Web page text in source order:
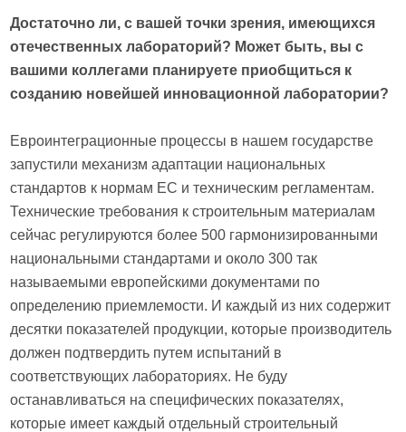
Достаточно ли, с вашей точки зрения, имеющихся
отечественных лабораторий? Может быть, вы с
вашими коллегами планируете приобщиться к
созданию новейшей инновационной лаборатории?
Евроинтеграционные процессы в нашем государстве
запустили механизм адаптации национальных
стандартов к нормам ЕС и техническим регламентам.
Технические требования к строительным материалам
сейчас регулируются более 500 гармонизированными
национальными стандартами и около 300 так
называемыми европейскими документами по
определению приемлемости. И каждый из них содержит
десятки показателей продукции, которые производитель
должен подтвердить путем испытаний в
соответствующих лабораториях. Не буду
останавливаться на специфических показателях,
которые имеет каждый отдельный строительный